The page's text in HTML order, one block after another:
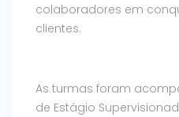
colaboradores em
clientes.
As turmas foram
de Estágio